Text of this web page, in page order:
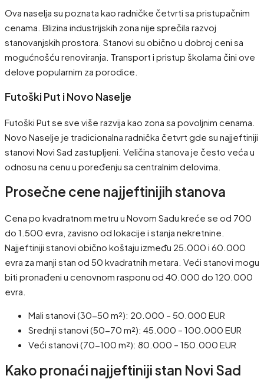
Ova naselja su poznata kao radničke četvrti sa pristupačnim
cenama. Blizina industrijskih zona nije sprečila razvoj
stanovanjskih prostora. Stanovi su obično u dobroj ceni sa
mogućnošću renoviranja. Transport i pristup školama čini ove
delove popularnim za porodice.
Futoški Put i Novo Naselje
Futoški Put se sve više razvija kao zona sa povoljnim cenama.
Novo Naselje je tradicionalna radnička četvrt gde su najjeftiniji
stanovi Novi Sad zastupljeni. Veličina stanova je često veća u
odnosu na cenu u poređenju sa centralnim delovima.
Prosečne cene najjeftinijih stanova
Cena po kvadratnom metru u Novom Sadu kreće se od 700
do 1.500 evra, zavisno od lokacije i stanja nekretnine.
Najjeftiniji stanovi obično koštaju između 25.000 i 60.000
evra za manji stan od 50 kvadratnih metara. Veći stanovi mogu
biti pronađeni u cenovnom rasponu od 40.000 do 120.000
evra.
Mali stanovi (30-50 m²): 20.000 – 50.000 EUR
Srednji stanovi (50-70 m²): 45.000 – 100.000 EUR
Veći stanovi (70-100 m²): 80.000 – 150.000 EUR
Kako pronaći najjeftiniji stan Novi Sad